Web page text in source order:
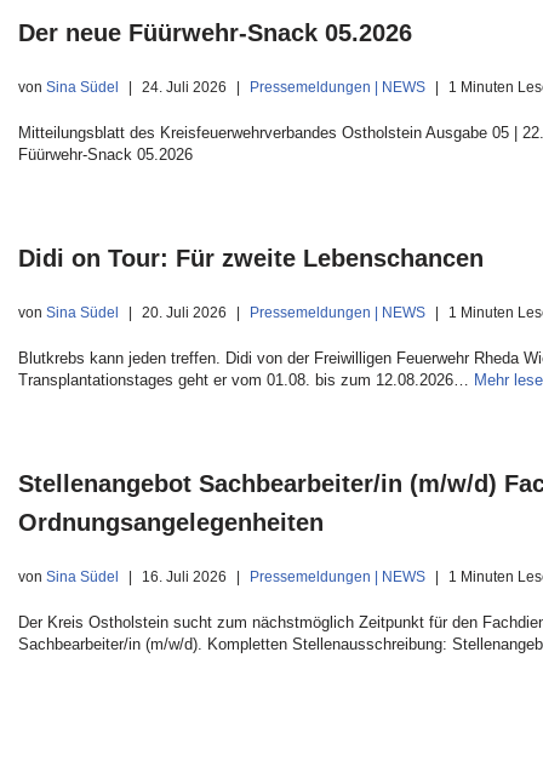
Der neue Füürwehr-Snack 05.2026
von Sina Südel 24. Juli 2026 Pressemeldungen | NEWS 1 Minuten
Mitteilungsblatt des Kreisfeuerwehrverbandes Ostholstein Ausgabe 05 |
Füürwehr-Snack 05.2026
Didi on Tour: Für zweite Lebenschancen
von Sina Südel 20. Juli 2026 Pressemeldungen | NEWS 1 Minuten
Blutkrebs kann jeden treffen. Didi von der Freiwilligen Feuerwehr Rheda
Transplantationstages geht er vom 01.08. bis zum 12.08.2026… Mehr
Stellenangebot Sachbearbeiter/in (m/w/d)
Ordnungsangelegenheiten
von Sina Südel 16. Juli 2026 Pressemeldungen | NEWS 1 Minuten
Der Kreis Ostholstein sucht zum nächstmöglich Zeitpunkt für den
Sachbearbeiter/in (m/w/d). Kompletten Stellenausschreibung: